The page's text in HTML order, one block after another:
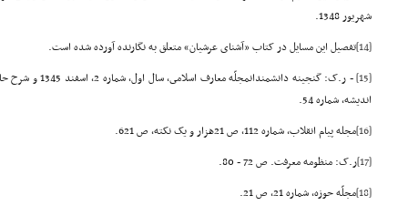
شهریور 1348.
[14]
تفصیل این مسایل در کتاب «آشناى عرشیان» متعلق به نگارنده آورده شده است.
[15]
- ر.ک: گنجینه
اندیشه، شماره 54.
[16]
مجله پیام انقلاب، شماره 112، ص 21هزار و یک نکته، ص 621.
[17]
ر.ک: منظومه معرفت. ص 72 - 80.
[18]
مجلّه حوزه، شماره 21، ص 21.